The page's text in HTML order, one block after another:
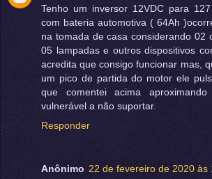
Tenho um inversor 12VDC para
com bateria automotiva ( 64Ah
na tomada de casa considerando 02
05 lampadas e outros dispositivos
acredita que consigo funcionar mas,
um pico de partida do motor ele
que comentei acima
vulnerável a não suportar.
Responder
Anônimo 22 de fevereiro de 2020 às